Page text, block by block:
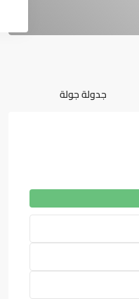
جدولة جولة